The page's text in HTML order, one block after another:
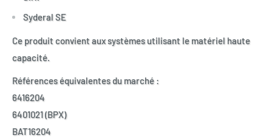
Syderal SE
Ce produit convient aux systèmes utilisant le matériel haute
capacité.
Références équivalentes du marché :
6416204
6401021 (BPX)
BAT16204